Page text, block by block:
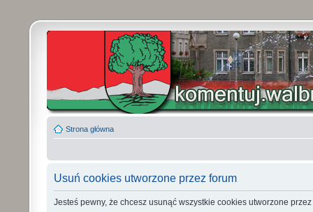
Strona główna
Usuń cookies utworzone przez forum
Jesteś pewny, że chcesz usunąć wszystkie cookies utworzone